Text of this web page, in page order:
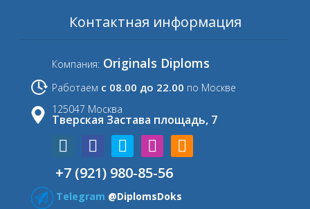
Контактная информация
Компания: Originals Diploms
Работаем с 08.00 до 22.00 по Москве
125047 Москва
Тверская Застава площадь, 7
+7 (921) 980-85-56
Telegram @DiplomsDoks